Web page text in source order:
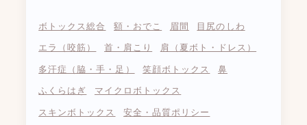
ボトックス総合 額・おでこ 眉間 目尻のしわ
エラ（咬筋） 首・肩こり 肩（夏ボト・ドレス）
多汗症（脇・手・足） 笑顔ボトックス 鼻
ふくらはぎ マイクロボトックス
スキンボトックス 安全・品質ポリシー